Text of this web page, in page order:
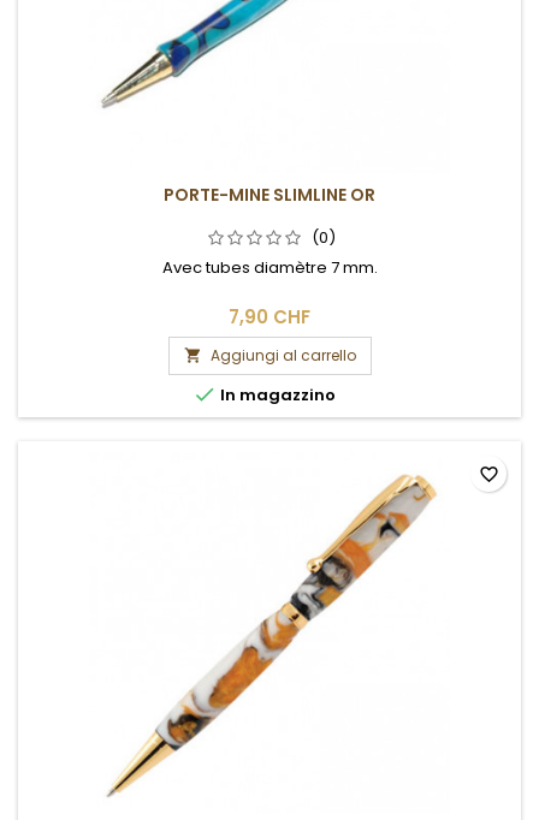
PORTE-MINE SLIMLINE OR
(0)
Avec tubes diamètre 7 mm.
7,90 CHF
 Aggiungi al carrello
 In magazzino
favorite_border